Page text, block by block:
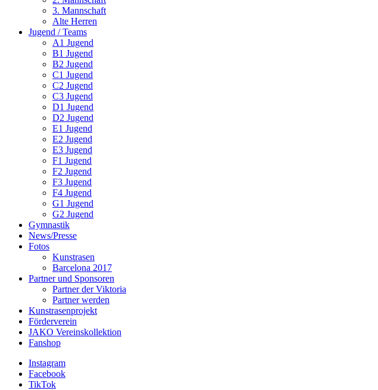
3. Mannschaft
Alte Herren
Jugend / Teams
A1 Jugend
B1 Jugend
B2 Jugend
C1 Jugend
C2 Jugend
C3 Jugend
D1 Jugend
D2 Jugend
E1 Jugend
E2 Jugend
E3 Jugend
F1 Jugend
F2 Jugend
F3 Jugend
F4 Jugend
G1 Jugend
G2 Jugend
Gymnastik
News/Presse
Fotos
Kunstrasen
Barcelona 2017
Partner und Sponsoren
Partner der Viktoria
Partner werden
Kunstrasenprojekt
Förderverein
JAKO Vereinskollektion
Fanshop
Instagram
Facebook
TikTok